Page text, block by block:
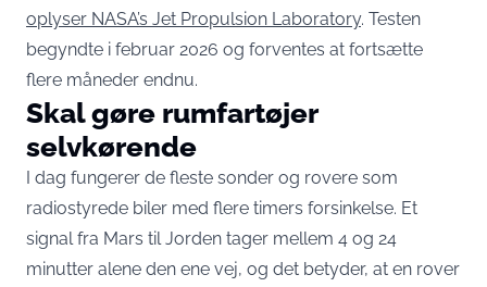
oplyser NASA’s Jet Propulsion Laboratory. Testen
begyndte i februar 2026 og forventes at fortsætte
flere måneder endnu.
Skal gøre rumfartøjer
selvkørende
I dag fungerer de fleste sonder og rovere som
radiostyrede biler med flere timers forsinkelse. Et
signal fra Mars til Jorden tager mellem 4 og 24
minutter alene den ene vej, og det betyder, at en rover